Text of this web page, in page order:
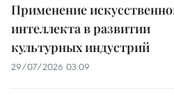
Применение
интеллекта в развитии
культурных индустрий
29/07/2026 03:09